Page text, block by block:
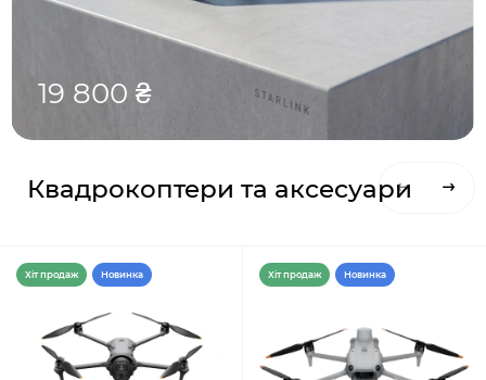
19 800 ₴
Квадрокоптери та аксесуари
Хiт продаж Новинка Хiт продаж Новинка